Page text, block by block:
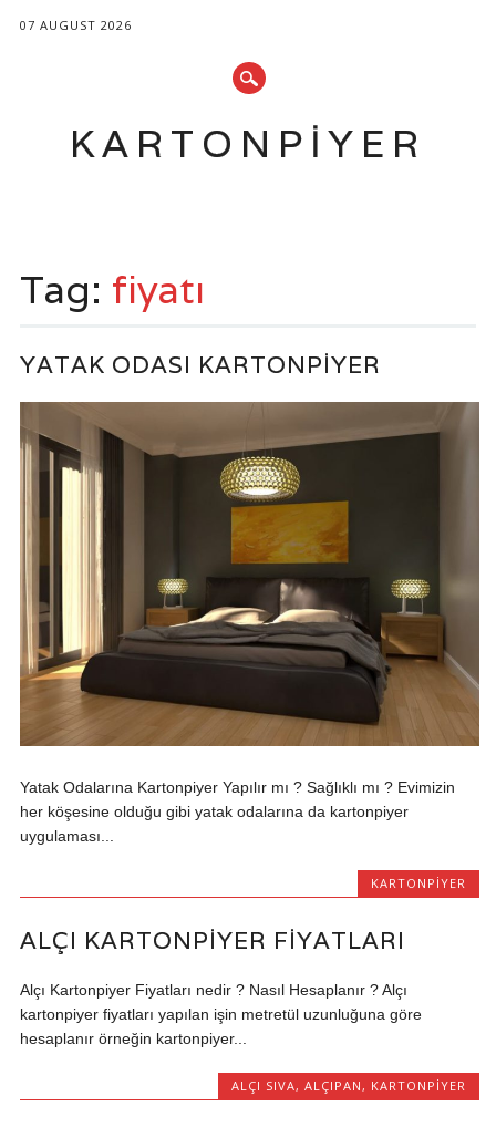
07 AUGUST 2026
KARTONPIYER
content
Tag: fiyatı
YATAK ODASI KARTONPIYER
Yatak Odalarına Kartonpiyer Yapılır mı ? Sağlıklı mı ? Evimizin
her köşesine olduğu gibi yatak odalarına da kartonpiyer
uygulaması...
KARTONPIYER
ALÇI KARTONPIYER FIYATLARI
Alçı Kartonpiyer Fiyatları nedir ? Nasıl Hesaplanır ? Alçı
kartonpiyer fiyatları yapılan işin metretül uzunluğuna göre
hesaplanır örneğin kartonpiyer...
ALÇI SIVA, ALÇIPAN, KARTONPIYER